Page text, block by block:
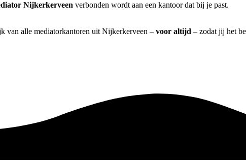
Nijkerkerveen verbonden wordt aan een kantoor dat bij je past.
van alle mediatorkantoren uit Nijkerkerveen – voor altijd – zodat jij het